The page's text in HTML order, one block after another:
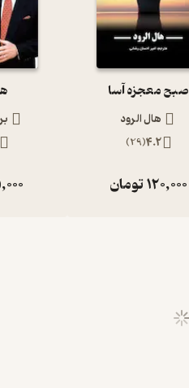
صبح معجزه آسا
هال الرود
4.2
(
29
)
120,000تومان